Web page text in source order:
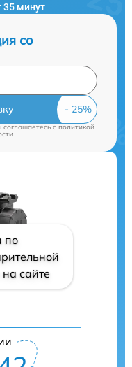
35 минут
со
соглашаетесь cполитикой
по
сайте